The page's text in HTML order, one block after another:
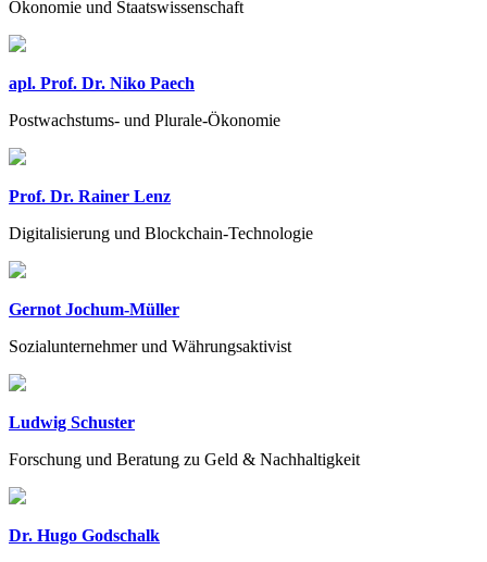
Ökonomie und Staatswissenschaft
apl. Prof. Dr. Niko Paech
Postwachstums- und Plurale-Ökonomie
Prof. Dr. Rainer Lenz
Digitalisierung und Blockchain-Technologie
Gernot Jochum-Müller
Sozialunternehmer und Währungsaktivist
Ludwig Schuster
Forschung und Beratung zu Geld & Nachhaltigkeit
Dr. Hugo Godschalk